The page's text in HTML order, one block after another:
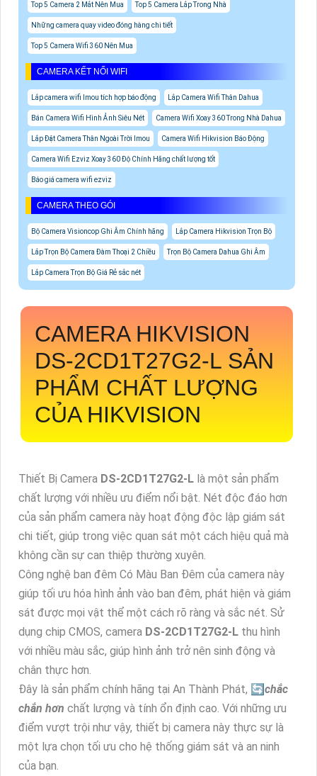
Top 5 Camera 2 Mắt Nên Mua Top 5 Camera Lắp Trong Nhà
Những camera quay video đóng hàng chi tiết
Top 5 Camera Wifi 360 Nên Mua
CAMERA KẾT NỐI WIFI
Lắp camera wifi Imou tích hợp báo động Lắp Camera Wifi Thân Dahua
Bán Camera Wifi Hình Ảnh Siêu Nét Camera Wifi Xoay 360 Trong Nhà Dahua
Lắp Đặt Camera Thân Ngoài Trời Imou Camera Wifi Hikvision Báo Động
Camera Wifi Ezviz Xoay 360 Độ Chính Hãng chất lượng tốt
Báo giá camera wifi ezviz
CAMERA THEO GÓI
Bộ Camera Visioncop Ghi Âm Chính hãng Lắp Camera Hikvision Trọn Bộ
Lắp Trọn Bộ Camera Đàm Thoại 2 Chiều Trọn Bộ Camera Dahua Ghi Âm
Lắp Camera Trọn Bộ Giá Rẻ sắc nét
CAMERA HIKVISION
DS-2CD1T27G2-L SẢN
PHẨM CHẤT LƯỢNG
CỦA HIKVISION
Thiết Bị Camera DS-2CD1T27G2-L là một sản phẩm
chất lượng với nhiều ưu điểm nổi bật. Nét độc đáo hơn
của sản phẩm camera này hoạt động độc lập giám sát
chi tiết, giúp trong việc quan sát một cách hiệu quả mà
không cần sự can thiệp thường xuyên.
Công nghệ ban đêm Có Màu Ban Đêm của camera này
giúp tối ưu hóa hình ảnh vào ban đêm, phát hiện và giám
sát được mọi vật thể một cách rõ ràng và sắc nét. Sử
dụng chip CMOS, camera DS-2CD1T27G2-L thu hình
với nhiều màu sắc, giúp hình ảnh trở nên sinh động và
chân thực hơn.
Đây là sản phẩm chính hãng tại An Thành Phát, 🔄chắc
chắn hơn chất lượng và tính ổn định cao. Với những ưu
điểm vượt trội như vậy, thiết bị camera này thực sự là
một lựa chọn tối ưu cho hệ thống giám sát và an ninh
của bạn.